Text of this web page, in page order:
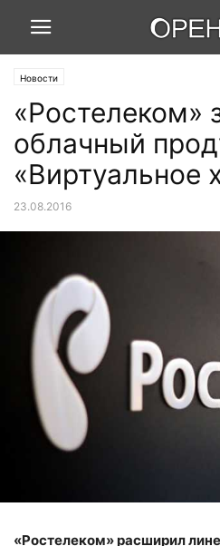
Новости
«Ростелеком»
облачный
«Виртуальное
23.08.2016
«Ростелеком» расширил